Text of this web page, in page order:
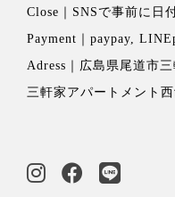
Close｜ SNSで事前に日
Payment｜paypay,
Adress｜広島県尾道市
三軒家アパートメント